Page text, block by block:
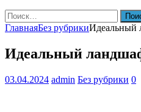
Найти:
ГлавнаяБез рубрикиИдеальный
Идеальный
03.04.2024 admin Без рубрики 0